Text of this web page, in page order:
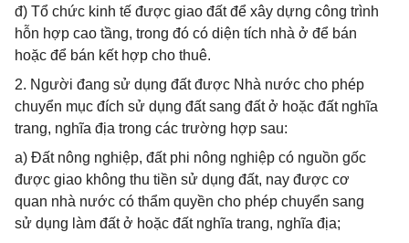
đ) Tổ chức kinh tế được giao đất để xây dựng công trình
hỗn hợp cao tầng, trong đó có diện tích nhà ở để bán
hoặc để bán kết hợp cho thuê.
2. Người đang sử dụng đất được Nhà nước cho phép
chuyển mục đích sử dụng đất sang đất ở hoặc đất nghĩa
trang, nghĩa địa trong các trường hợp sau:
a) Đất nông nghiệp, đất phi nông nghiệp có nguồn gốc
được giao không thu tiền sử dụng đất, nay được cơ
quan nhà nước có thẩm quyền cho phép chuyển sang
sử dụng làm đất ở hoặc đất nghĩa trang, nghĩa địa;